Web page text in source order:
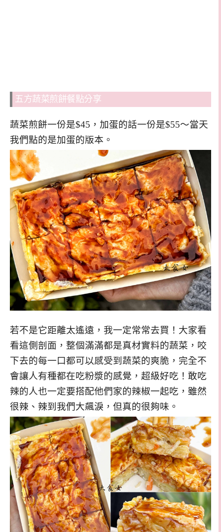
五方蔬菜煎餅餐點分享
蔬菜煎餅一份是$45，加蛋的話一份是$55～當天
我們點的是加蛋的版本。
若不是它距離太遙遠，我一定常常去買！大家看
看這側剖面，整個滿滿都是真材實料的蔬菜，咬
下去的每一口都可以感受到蔬菜的爽脆，完全不
會讓人有種都在吃粉漿的感覺，超級好吃！敢吃
辣的人也一定要搭配他們家的辣椒一起吃，雖然
很辣、辣到我們大飆淚，但真的很夠味。